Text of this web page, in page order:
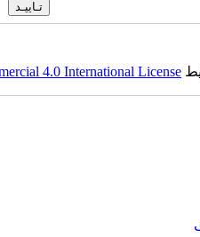
4.0 International License